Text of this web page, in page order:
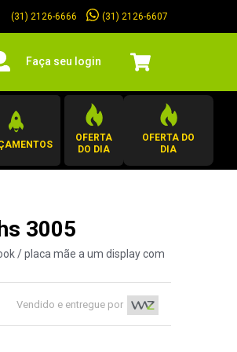
(31) 2126-6666 (31) 2126-6607
Faça seu login
OFERTA
DO DIA
OFERTA DO
DIA
3005
/ placa mãe a um display com
Vendido e entregue por